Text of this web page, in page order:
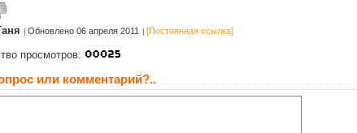
Обновлено 06 апреля 2011 [Постоянная ссылка]
просмотров:
или комментарий?..